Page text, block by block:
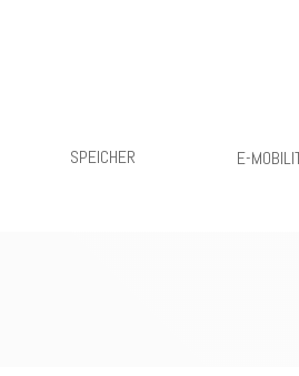
SPEICHER E-